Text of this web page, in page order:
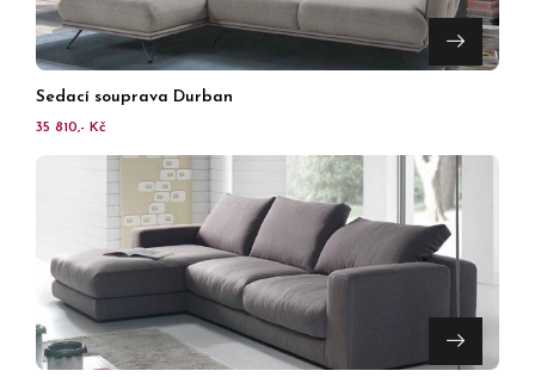
Sedací souprava Durban
35 810,- Kč